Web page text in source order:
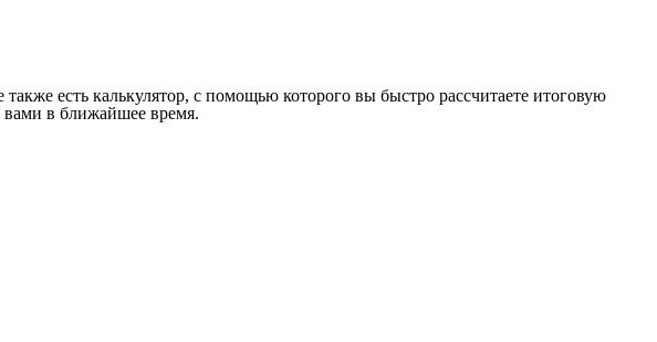
есть калькулятор, с помощью которого вы быстро рассчитаете итоговую
вами в ближайшее время.